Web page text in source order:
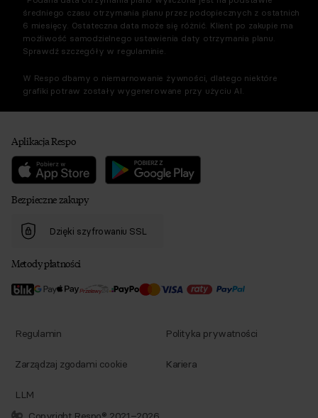
średniego czasu otrzymania planu przez podopiecznych z ostatnich
6 miesięcy. Ostateczna data może się różnić. Klient po zakupie ma
możliwość samodzielnego ustawienia daty otrzymania planu.
Sprawdź szczegóły w regulaminie.
W Respo dbamy o niemarnowanie żywności, dlatego niektóre
grafiki potraw zostały wygenerowane przy użyciu AI.
Aplikacja Respo
Bezpieczne zakupy
Dzięki szyfrowaniu SSL
Metody płatności
Regulamin Polityka prywatności
Zarządzaj zgodami cookie Kariera
LLM